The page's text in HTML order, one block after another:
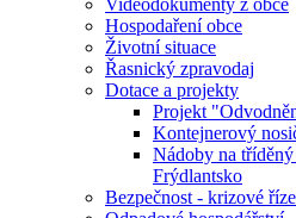
Videodokumenty z obce
Hospodaření obce
Životní situace
Řasnický zpravodaj
Dotace a projekty
Projekt
Kontejnerový
Nádoby na
Frýdlantsko
Bezpečnost - krizové